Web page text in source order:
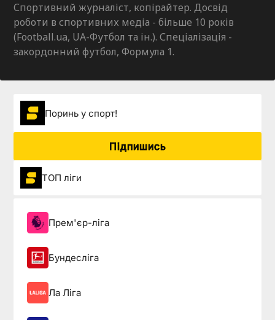
Спортивний журналіст, копірайтер. Досвід
роботи в спортивних медіа - більше 10 років
(Football.ua, UA-Футбол та ін.). Спеціалізація -
закордонний футбол, Формула 1.
Поринь у спорт!
Підпишись
ТОП ліги
Прем'єр-ліга
Бундесліга
Ла Ліга